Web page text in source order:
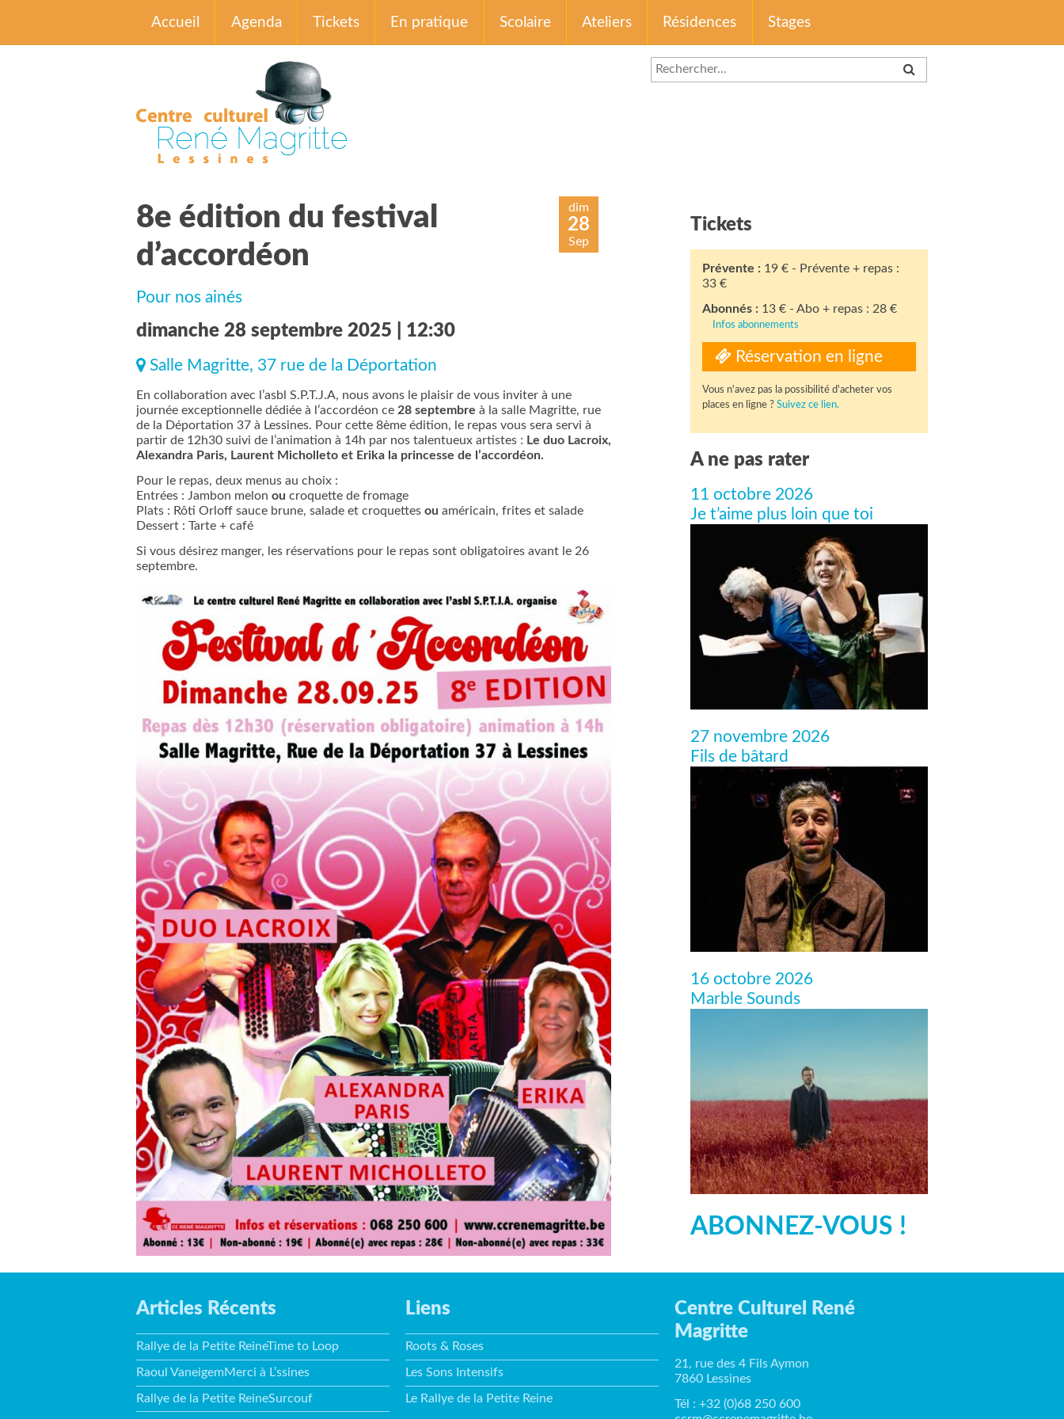
Accueil Agenda Tickets En pratique Scolaire Ateliers Résidences Stages
8e édition du festival
d’accordéon
dim
28
Sep
Pour nos ainés
dimanche 28 septembre 2025 | 12:30
Salle Magritte, 37 rue de la Déportation
En collaboration avec l’asbl S.P.T.J.A, nous avons le plaisir de vous inviter à une
journée exceptionnelle dédiée à l’accordéon ce 28 septembre à la salle Magritte, rue
de la Déportation 37 à Lessines. Pour cette 8ème édition, le repas vous sera servi à
partir de 12h30 suivi de l’animation à 14h par nos talentueux artistes : Le duo Lacroix,
Alexandra Paris, Laurent Micholleto et Erika la princesse de l’accordéon.
Pour le repas, deux menus au choix :
Entrées : Jambon melon ou croquette de fromage
Plats : Rôti Orloff sauce brune, salade et croquettes ou américain, frites et salade
Dessert : Tarte + café
Si vous désirez manger, les réservations pour le repas sont obligatoires avant le 26
septembre.
Tickets
Prévente : 19 € - Prévente + repas :
33 €
Abonnés : 13 € - Abo + repas : 28 €
Infos abonnements
Réservation en ligne
Vous n'avez pas la possibilité d'acheter vos
places en ligne ? Suivez ce lien.
A ne pas rater
11 octobre 2026
Je t’aime plus loin que toi
27 novembre 2026
Fils de bâtard
16 octobre 2026
Marble Sounds
ABONNEZ-VOUS !
Articles Récents
Rallye de la Petite ReineTime to Loop
Raoul VaneigemMerci à L’ssines
Rallye de la Petite ReineSurcouf
Liens
Roots & Roses
Les Sons Intensifs
Le Rallye de la Petite Reine
Centre Culturel René
Magritte
21, rue des 4 Fils Aymon
7860 Lessines
Tél : +32 (0)68 250 600